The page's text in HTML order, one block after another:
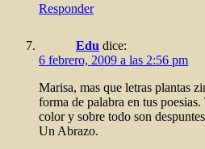
Responder
Edu dice:
6 febrero, 2009 a las 2:56 pm
Marisa, mas que letras plantas
forma de palabra en tus
color y sobre todo son
Un Abrazo.